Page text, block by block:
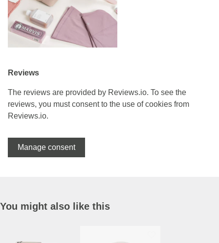
Reviews
The reviews are provided by Reviews.io. To see the
reviews, you must consent to the use of cookies from
Reviews.io.
Manage consent
You might also like this